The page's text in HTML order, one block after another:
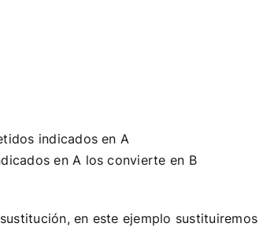
indicados en A
en A los convierte en B
en este ejemplo sustituiremos